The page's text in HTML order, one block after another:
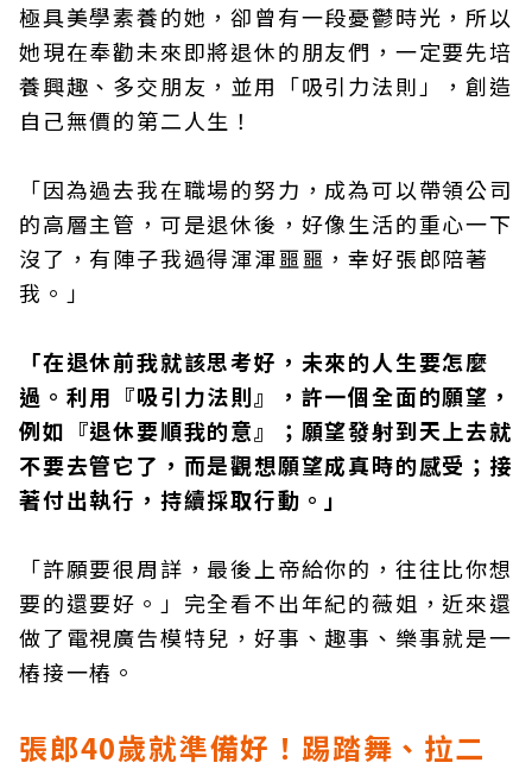
極具美學素養的她，卻曾有一段憂鬱時光，所以
她現在奉勸未來即將退休的朋友們，一定要先培
養興趣、多交朋友，並用「吸引力法則」，創造
自己無價的第二人生！
「因為過去我在職場的努力，成為可以帶領公司
的高層主管，可是退休後，好像生活的重心一下
沒了，有陣子我過得渾渾噩噩，幸好張郎陪著
我。」
「在退休前我就該思考好，未來的人生要怎麼
過。利用『吸引力法則』，許一個全面的願望，
例如『退休要順我的意』；願望發射到天上去就
不要去管它了，而是觀想願望成真時的感受；接
著付出執行，持續採取行動。」
「許願要很周詳，最後上帝給你的，往往比你想
要的還要好。」完全看不出年紀的薇姐，近來還
做了電視廣告模特兒，好事、趣事、樂事就是一
樁接一樁。
張郎40歲就準備好！踢踏舞、拉二